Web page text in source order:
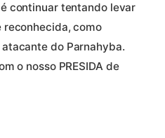
continuar tentando levar
reconhecida, como
atacante do Parnahyba.
o nosso PRESIDA de